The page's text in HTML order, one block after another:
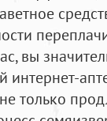
вы
интернет-
только